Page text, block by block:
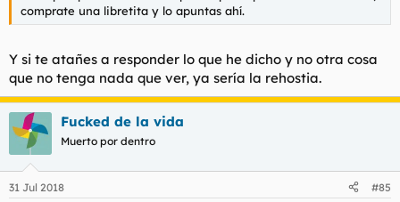
comprate una libretita y lo apuntas ahí.
Y si te atañes a responder lo que he dicho y no otra cosa
que no tenga nada que ver, ya sería la rehostia.
Fucked de la vida
Muerto por dentro
31 Jul 2018 #85